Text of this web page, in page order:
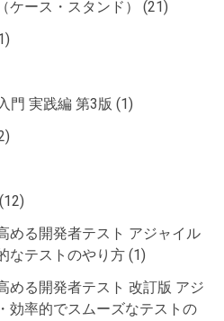
ース・スタンド）
(21)
門 実践編 第3版 (1)
(12)
める開発者テスト アジャイル
なテストのやり方 (1)
める開発者テスト 改訂版 アジ
効率的でスムーズなテストの